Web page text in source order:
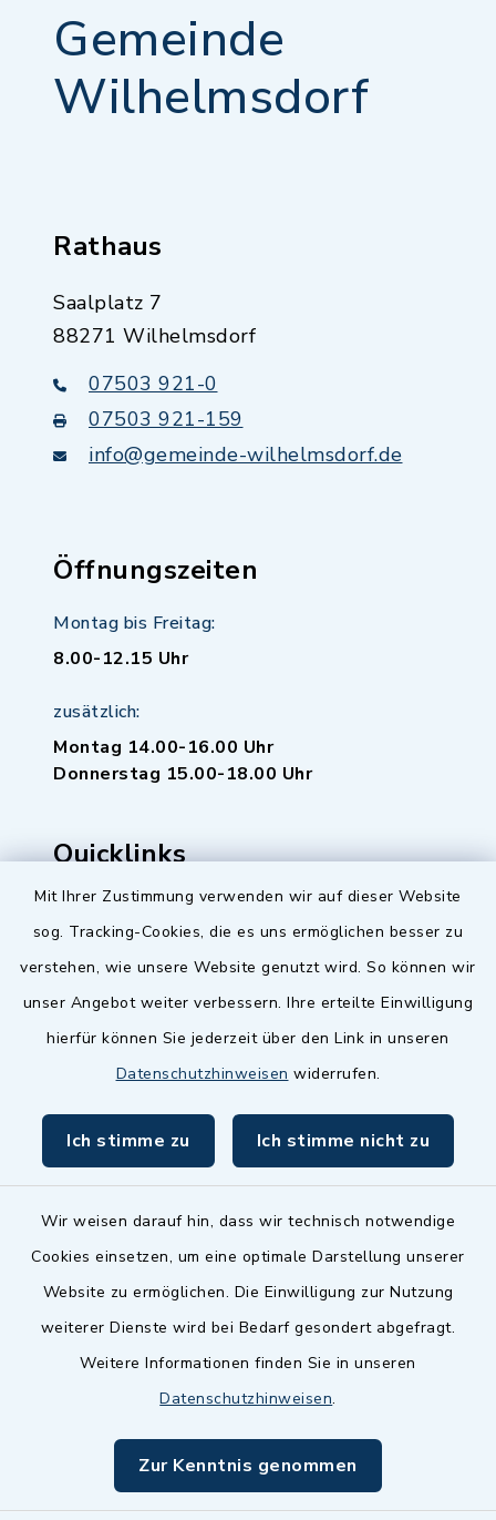
Mit Ihrer Zustimmung verwenden wir auf dieser Website
sog. Tracking-Cookies, die es uns ermöglichen besser zu
verstehen, wie unsere Website genutzt wird. So können wir
unser Angebot weiter verbessern. Ihre erteilte Einwilligung
hierfür können Sie jederzeit über den Link in unseren
Datenschutzhinweisen widerrufen.
Ich stimme zu Ich stimme nicht zu
Wir weisen darauf hin, dass wir technisch notwendige
Cookies einsetzen, um eine optimale Darstellung unserer
Website zu ermöglichen. Die Einwilligung zur Nutzung
weiterer Dienste wird bei Bedarf gesondert abgefragt.
Weitere Informationen finden Sie in unseren
Datenschutzhinweisen.
Zur Kenntnis genommen
Gemeinde
Wilhelmsdorf
Rathaus
Saalplatz 7
88271 Wilhelmsdorf
07503 921-0
07503 921-159
info@gemeinde-wilhelmsdorf.de
Öffnungszeiten
Montag bis Freitag:
8.00-12.15 Uhr
zusätzlich:
Montag 14.00-16.00 Uhr
Donnerstag 15.00-18.00 Uhr
Quicklinks
Baupilot
Serviceportal Baden-Württemberg
Website in Leichter Sprache
Barrierefreiheit
Impressum